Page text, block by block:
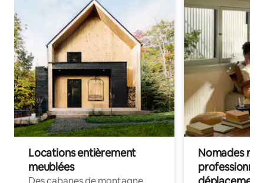
Locations entièrement
meublées
Nomades